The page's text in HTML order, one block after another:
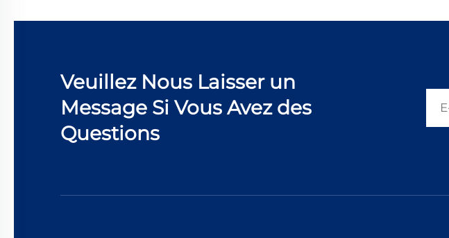
Veuillez Nous Laisser un
Message Si Vous Avez des
Questions